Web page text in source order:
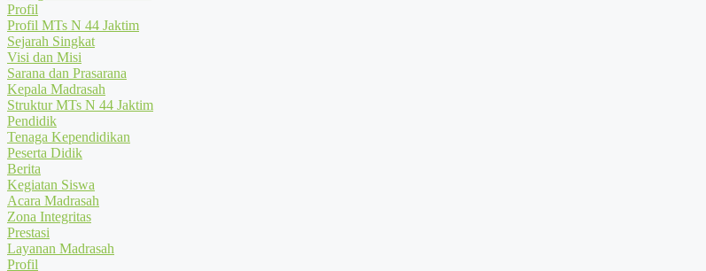
Profil
Profil MTs N 44 Jaktim
Sejarah Singkat
Visi dan Misi
Sarana dan Prasarana
Kepala Madrasah
Struktur MTs N 44 Jaktim
Pendidik
Tenaga Kependidikan
Peserta Didik
Berita
Kegiatan Siswa
Acara Madrasah
Zona Integritas
Prestasi
Layanan Madrasah
Profil